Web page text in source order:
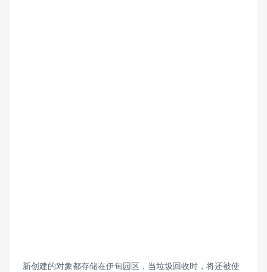
新创建的对象都存储在伊甸园区，当垃圾回收时，将还被使